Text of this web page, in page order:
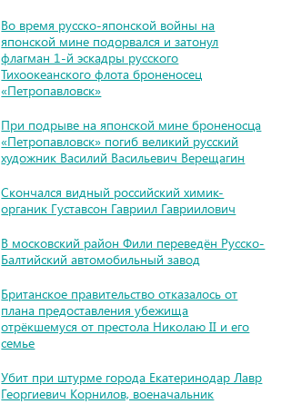
Во время русско-японской войны на
японской мине подорвался и затонул
флагман 1-й эскадры русского
Тихоокеанского флота броненосец
«Петропавловск»
При подрыве на японской мине броненосца
«Петропавловск» погиб великий русский
художник Василий Васильевич Верещагин
Скончался видный российский химик-
органик Густавсон Гавриил Гавриилович
В московский район Фили переведён Русско-
Балтийский автомобильный завод
Британское правительство отказалось от
плана предоставления убежища
отрёкшемуся от престола Николаю II и его
семье
Убит при штурме города Екатеринодар Лавр
Георгиевич Корнилов, военачальник